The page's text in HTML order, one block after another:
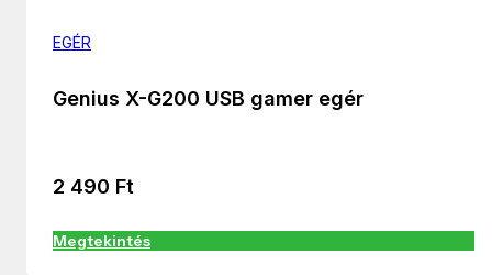
EGÉR
Genius X-G200 USB gamer egér
2 490 Ft
Megtekintés